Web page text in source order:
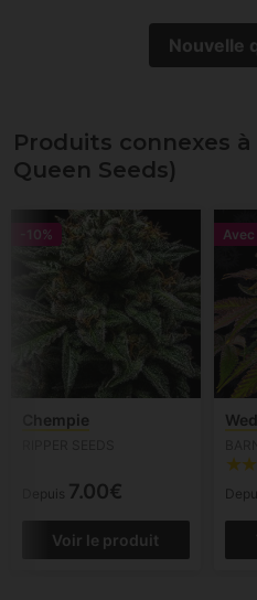
Nouvelle
Produits connexes
Queen Seeds)
-10%
Chempie
Depuis 7.00€
Voir le produit